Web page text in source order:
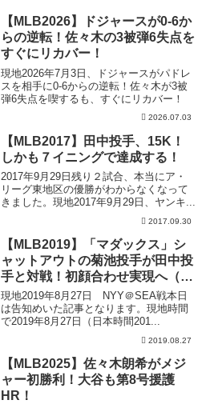
【MLB2026】ドジャースが0-6か
らの逆転！佐々木の3被弾6失点を
すぐにリカバー！
現地2026年7月3日、ドジャースがパドレ
スを相手に0-6からの逆転！佐々木が3被
弾6失点を喫するも、すぐにリカバー！
2026.07.03
【MLB2017】田中投手、15K！
しかも７イニングで達成する！
2017年9月29日残り２試合、本当にア・
リーグ東地区の優勝がわからなくなって
きました。現地2017年9月29日、ヤンキ...
2017.09.30
【MLB2019】「マダックス」シ
ャットアウトの菊池投手が田中投
手と対戦！初顔合わせ実現へ（追
記あり）
現地2019年8月27日 NYY＠SEA戦本日
は告知めいた記事となります。現地時間
で2019年8月27日（日本時間201...
2019.08.27
【MLB2025】佐々木朗希がメジ
ャー初勝利！大谷も第8号援護
HR！